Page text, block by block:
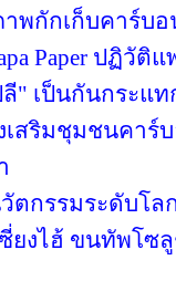
พกักเก็บคาร์บอ
Paper ปฏิวัติ
" เป็นกันกระแ
สริมชุมชนคาร์
ตกรรมระดับโล
ยงไฮ้ ขนทัพโ